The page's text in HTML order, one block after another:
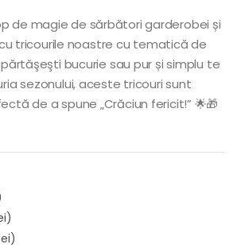
de magie de sărbători garderobei și
tricourile noastre cu tematică de
bucurie sau pur și simplu te
sezonului, aceste tricouri sunt
de a spune „Crăciun fericit!” 🌟🎁